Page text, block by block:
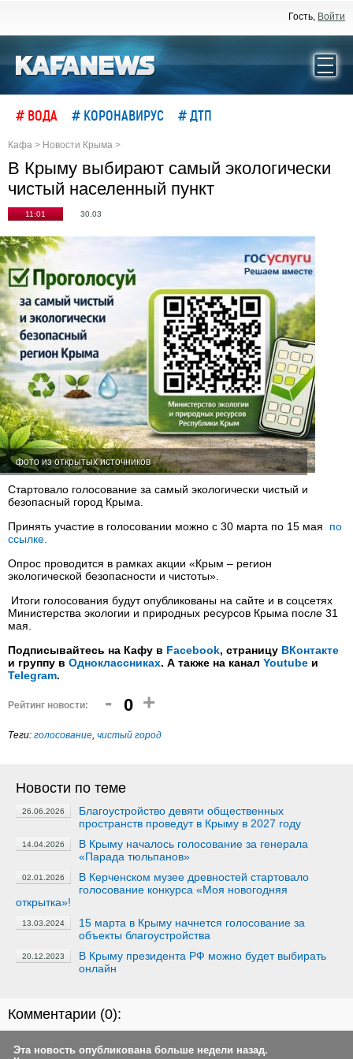
Гость, Войти
# ВОДА # КОРОНАВИРУС # ДТП
Кафа > Новости Крыма >
В Крыму выбирают самый экологически
чистый населенный пункт
11:01 30.03
фото из открытых источников
Стартовало голосование за самый экологически чистый и
безопасный город Крыма.
Принять участие в голосовании можно с 30 марта по 15 мая по
ссылке.
Опрос проводится в рамках акции «Крым – регион
экологической безопасности и чистоты».
Итоги голосования будут опубликованы на сайте и в соцсетях
Министерства экологии и природных ресурсов Крыма после 31
мая.
Подписывайтесь на Кафу в Facebook, страницу ВКонтакте
и группу в Одноклассниках. А также на канал Youtube и
Telegram.
Рейтинг новости: - 0 +
Теги: голосование, чистый город
Новости по теме
26.06.2026
Благоустройство девяти общественных
пространств проведут в Крыму в 2027 году
14.04.2026
В Крыму началось голосование за генерала
«Парада тюльпанов»
02.01.2026
В Керченском музее древностей стартовало
голосование конкурса «Моя новогодняя
открытка»!
13.03.2024
15 марта в Крыму начнется голосование за
объекты благоустройства
20.12.2023
В Крыму президента РФ можно будет выбирать
онлайн
Комментарии (0):
Эта новость опубликована больше недели назад.